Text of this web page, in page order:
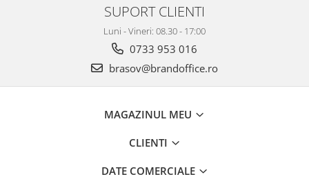
Textile si confort pentru casa
Decor si interior
Trollere, genti si accesorii de voiaj
SUPORT CLIENTI
Luni - Vineri: 08.30 - 17:00
0733 953 016
brasov@brandoffice.ro
MAGAZINUL MEU
CLIENTI
DATE COMERCIALE